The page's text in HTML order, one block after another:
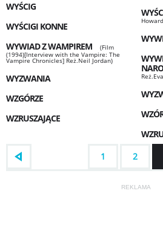
WYŚCIG
WYŚCIGI KONNE
WYWIAD Z WAMPIREM
(Film
(1994)[Interview with the Vampire: The
Vampire Chronicles] Reż.Neil Jordan)
WYZWANIA
WZGÓRZE
WZRUSZAJĄCE
1
2
REKLAMA